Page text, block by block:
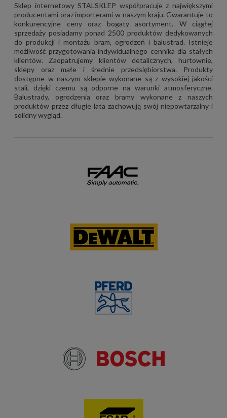
Sklep internetowy STALSKLEP współpracuje z największymi
producentami oraz importerami w naszym kraju. Gwarantuje to
konkurencyjne ceny oraz bogaty asortyment. W ciągłej
sprzedaży posiadamy ponad 2500 produktów dedykowanych
do produkcji i montażu bram, ogrodzeń i balustrad. Istnieje
możliwość przygotowania indywidualnego cennika dla stałych
klientów. Zaopatrujemy klientów detalicznych, hurtownie,
sklepy oraz małe i średnie przedsiębiorstwa. Produkty
dostępne w naszym sklepie wykonane są z wysokiej jakości
stali, dzięki czemu są odporne na warunki atmosferyczne.
Balustrady, ogrodzenia oraz bramy wykonane z naszych
produktów przez długie lata zachowują swój niepowtarzalny i
solidny wygląd.